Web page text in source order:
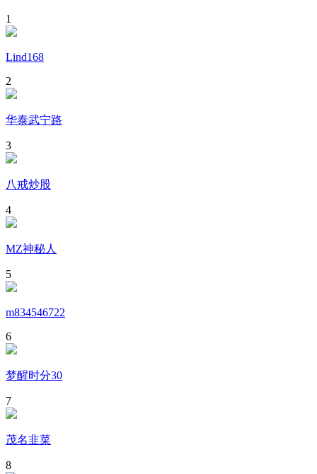
1
Lind168
2
华泰武宁路
3
八戒炒股
4
MZ神秘人
5
m834546722
6
梦醒时分30
7
茂名韭菜
8